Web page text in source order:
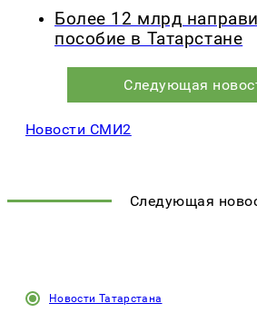
Более 12 млрд
пособие в Татарстане
Следующая
Новости СМИ2
Следующая
Новости Татарстана